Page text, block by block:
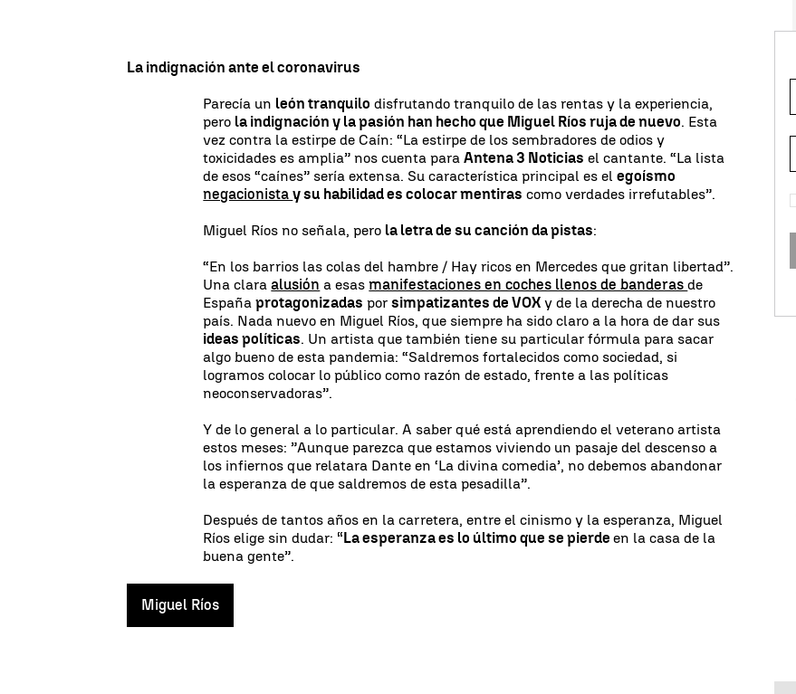
La indignación ante el coronavirus
Parecía un león tranquilo disfrutando tranquilo de las rentas y la experiencia,
pero la indignación y la pasión han hecho que Miguel Ríos ruja de nuevo. Esta
vez contra la estirpe de Caín: “La estirpe de los sembradores de odios y
toxicidades es amplia” nos cuenta paraAntena 3 Noticias el cantante. “La lista
de esos “caínes” sería extensa. Su característica principal es elegoísmo
negacionistay su habilidad es colocar mentiras como verdades irrefutables”.
Miguel Ríos no señala, pero la letra de su canción da pistas:
“En los barrios las colas del hambre / Hay ricos en Mercedes que gritan libertad”.
Una claraalusión a esasmanifestaciones en coches llenos de banderasde
Españaprotagonizadas porsimpatizantes de VOX y de la derecha de nuestro
país. Nada nuevo en Miguel Ríos, que siempre ha sido claro a la hora de dar sus
ideas políticas. Un artista que también tiene su particular fórmula para sacar
algo bueno de esta pandemia: “Saldremos fortalecidos como sociedad, si
logramos colocar lo público como razón de estado, frente a las políticas
neoconservadoras”.
Y de lo general a lo particular. A saber qué está aprendiendo el veterano artista
estos meses: ”Aunque parezca que estamos viviendo un pasaje del descenso a
los infiernos que relatara Dante en ‘La divina comedia’, no debemos abandonar
la esperanza de que saldremos de esta pesadilla”.
Después de tantos años en la carretera, entre el cinismo y la esperanza, Miguel
Ríos elige sin dudar: “La esperanza es lo último que se pierdeen la casa de la
buena gente”.
Miguel Ríos